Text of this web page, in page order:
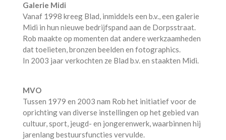
Galerie Midi
Vanaf 1998 kreeg Blad, inmiddels een b.v., een galerie
Midi in hun nieuwe bedrijfspand aan de Dorpsstraat.
Rob maakte op momenten dat andere werkzaamheden
dat toelieten, bronzen beelden en fotographics.
In 2003 jaar verkochten ze Blad b.v. en staakten Midi.
MVO
Tussen 1979 en 2003 nam Rob het initiatief voor de
oprichting van diverse instellingen op het gebied van
cultuur, sport, jeugd- en jongerenwerk, waarbinnen hij
jarenlang bestuursfuncties vervulde.